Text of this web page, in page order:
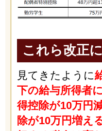
これら改正
見てきたように
下の給与所得者
得控除が10万円
除が10万円増え